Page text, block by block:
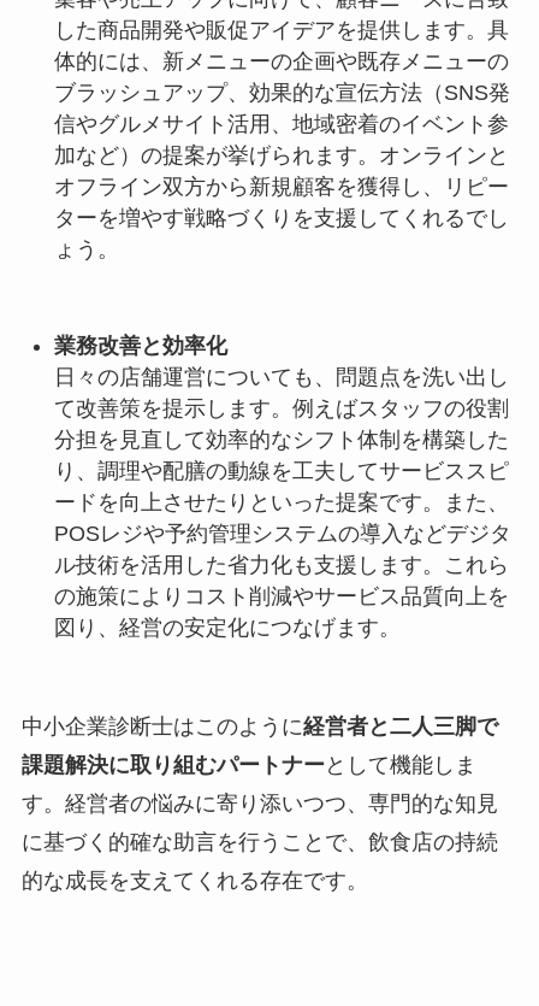
した商品開発や販促アイデアを提供します。具
体的には、新メニューの企画や既存メニューの
ブラッシュアップ、効果的な宣伝方法（SNS発
信やグルメサイト活用、地域密着のイベント参
加など）の提案が挙げられます。オンラインと
オフライン双方から新規顧客を獲得し、リピー
ターを増やす戦略づくりを支援してくれるでし
ょう。
業務改善と効率化
日々の店舗運営についても、問題点を洗い出し
て改善策を提示します。例えばスタッフの役割
分担を見直して効率的なシフト体制を構築した
り、調理や配膳の動線を工夫してサービススピ
ードを向上させたりといった提案です。また、
POSレジや予約管理システムの導入などデジタ
ル技術を活用した省力化も支援します。これら
の施策によりコスト削減やサービス品質向上を
図り、経営の安定化につなげます。
中小企業診断士はこのように経営者と二人三脚で
課題解決に取り組むパートナー として機能しま
す。経営者の悩みに寄り添いつつ、専門的な知見
に基づく的確な助言を行うことで、飲食店の持続
的な成長を支えてくれる存在です。